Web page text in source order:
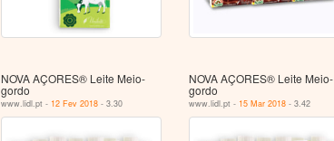
NOVA AÇORES® Leite Meio-
gordo
www.lidl.pt - 12 Fev 2018- 3.30
NOVA AÇORES® Leite Meio-
gordo
www.lidl.pt - 15 Mar 2018- 3.42